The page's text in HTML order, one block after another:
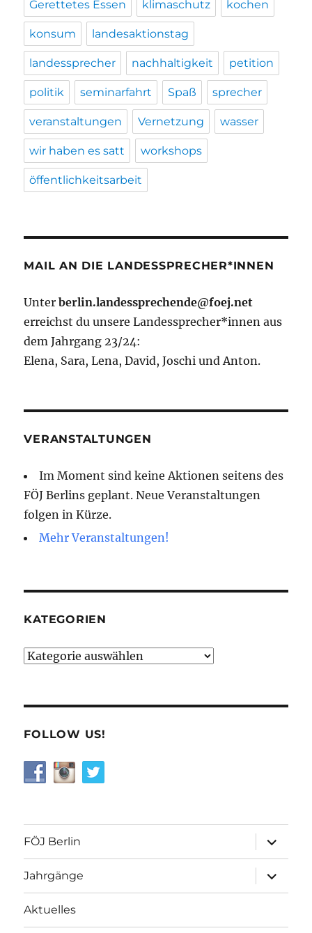
Gerettetes Essen klimaschutz kochen
konsum landesaktionstag
landessprecher nachhaltigkeit petition
politik seminarfahrt Spaß sprecher
veranstaltungen Vernetzung wasser
wir haben es satt workshops
öffentlichkeitsarbeit
MAIL AN DIE LANDESSPRECHER*INNEN
Unterberlin.landessprechende@foej.net
erreichst du unsere Landessprecher*innen aus
dem Jahrgang 23/24:
Elena, Sara, Lena, David, Joschi und Anton.
VERANSTALTUNGEN
Im Moment sind keine Aktionen seitens des
FÖJ Berlins geplant. Neue Veranstaltungen
folgen in Kürze.
Mehr Veranstaltungen!
KATEGORIEN
Kategorien
FOLLOW US!
FÖJ Berlin
öffnen
Jahrgänge
öffnen
Aktuelles